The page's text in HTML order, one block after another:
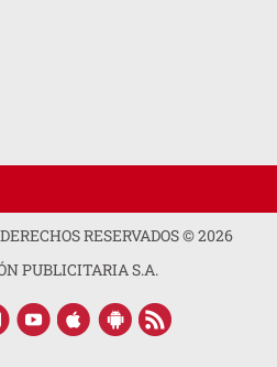
RESERVADOS ©2026
PUBLICITARIA S.A.